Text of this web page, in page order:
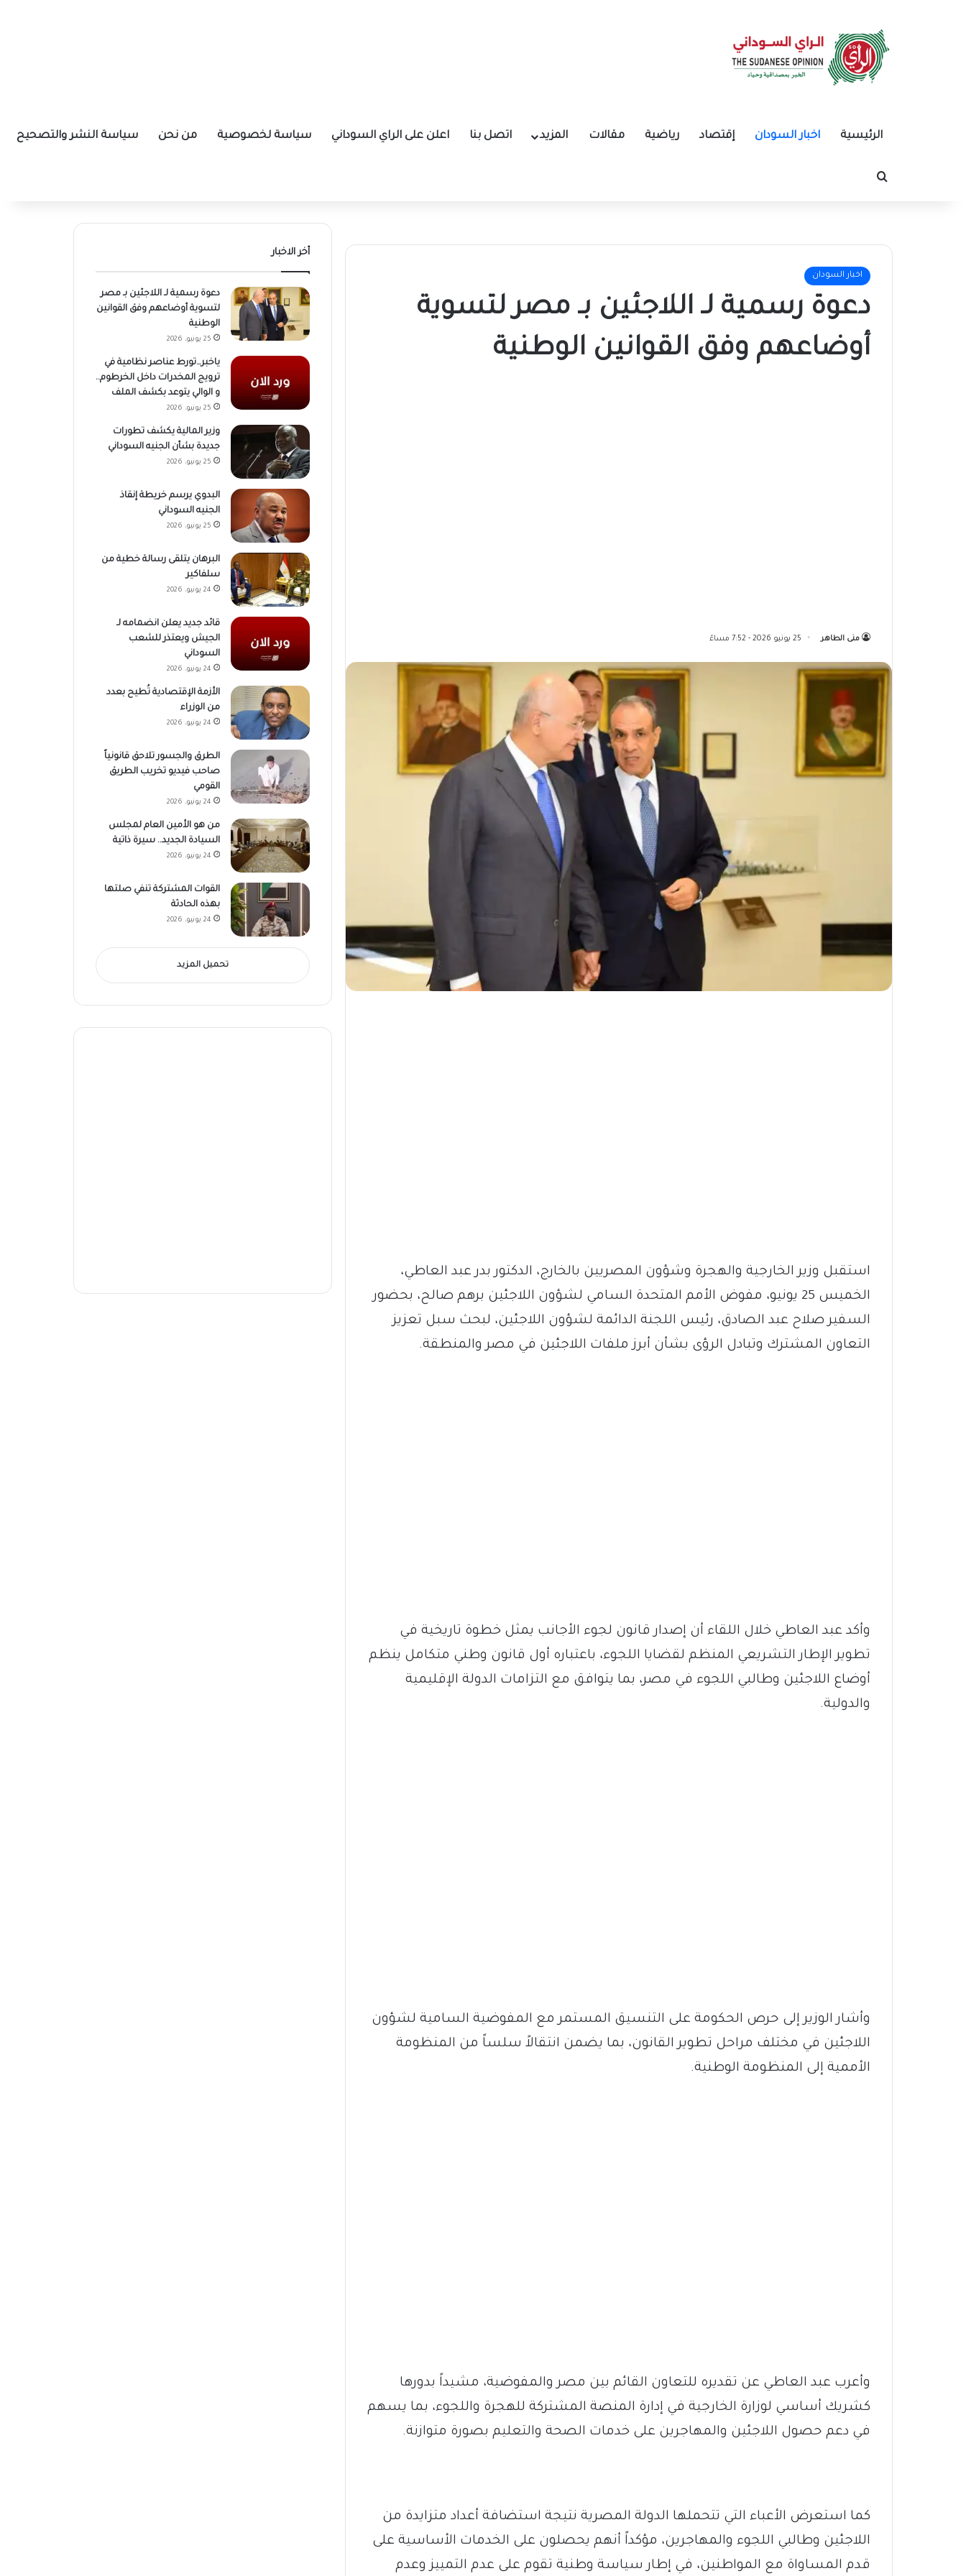
الرئيسية اخبار السودان إقتصاد رياضية مقالات المزيد اتصل بنا اعلن على الراي السوداني سياسة لخصوصية من نحن سياسة النشر والتصحيح
بحث عن
اخبار السودان
دعوة رسمية لـ اللاجئين بـ مصر لتسوية
أوضاعهم وفق القوانين الوطنية
منى الطاهر 25 يونيو 2026 - 7:52 مساءً
استقبل وزير الخارجية والهجرة وشؤون المصريين بالخارج، الدكتور بدر عبد العاطي،
الخميس 25 يونيو، مفوض الأمم المتحدة السامي لشؤون اللاجئين برهم صالح، بحضور
السفير صلاح عبد الصادق، رئيس اللجنة الدائمة لشؤون اللاجئين، لبحث سبل تعزيز
التعاون المشترك وتبادل الرؤى بشأن أبرز ملفات اللاجئين في مصر والمنطقة.
وأكد عبد العاطي خلال اللقاء أن إصدار قانون لجوء الأجانب يمثل خطوة تاريخية في
تطوير الإطار التشريعي المنظم لقضايا اللجوء، باعتباره أول قانون وطني متكامل ينظم
أوضاع اللاجئين وطالبي اللجوء في مصر، بما يتوافق مع التزامات الدولة الإقليمية
والدولية.
وأشار الوزير إلى حرص الحكومة على التنسيق المستمر مع المفوضية السامية لشؤون
اللاجئين في مختلف مراحل تطوير القانون، بما يضمن انتقالاً سلساً من المنظومة
الأممية إلى المنظومة الوطنية.
وأعرب عبد العاطي عن تقديره للتعاون القائم بين مصر والمفوضية، مشيداً بدورها
كشريك أساسي لوزارة الخارجية في إدارة المنصة المشتركة للهجرة واللجوء، بما يسهم
في دعم حصول اللاجئين والمهاجرين على خدمات الصحة والتعليم بصورة متوازنة.
كما استعرض الأعباء التي تتحملها الدولة المصرية نتيجة استضافة أعداد متزايدة من
اللاجئين وطالبي اللجوء والمهاجرين، مؤكداً أنهم يحصلون على الخدمات الأساسية على
قدم المساواة مع المواطنين، في إطار سياسة وطنية تقوم على عدم التمييز وعدم
أخر الاخبار
دعوة رسمية لـ اللاجئين بـ مصر
لتسوية أوضاعهم وفق القوانين
الوطنية
25 يونيو، 2026
ياخبر…تورط عناصر نظامية في
ترويج المخدرات داخل الخرطوم..
و الوالي يتوعد بكشف الملف
25 يونيو، 2026
وزير المالية يكشف تطورات
جديدة بشأن الجنيه السوداني
25 يونيو، 2026
البدوي يرسم خريطة إنقاذ
الجنيه السوداني
25 يونيو، 2026
البرهان يتلقى رسالة خطية من
سلفاكير
24 يونيو، 2026
قائد جديد يعلن انضمامه لـ
الجيش ويعتذر للشعب
السوداني
24 يونيو، 2026
الأزمة الإقتصادية تُطيح بعدد
من الوزراء
24 يونيو، 2026
الطرق والجسور تلاحق قانونياً
صاحب فيديو تخريب الطريق
القومي
24 يونيو، 2026
من هو الأمين العام لمجلس
السيادة الجديد.. سيرة ذاتية
24 يونيو، 2026
القوات المشتركة تنفي صلتها
بهذه الحادثة
24 يونيو، 2026
تحميل المزيد